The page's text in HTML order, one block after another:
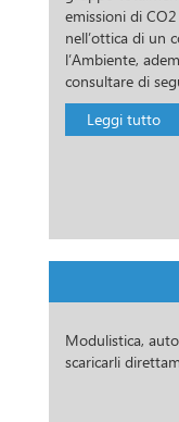
emissioni di
nell’ottica di un
l’Ambiente,
consultare di
Leggi tutto
Modulistica,
scaricarli